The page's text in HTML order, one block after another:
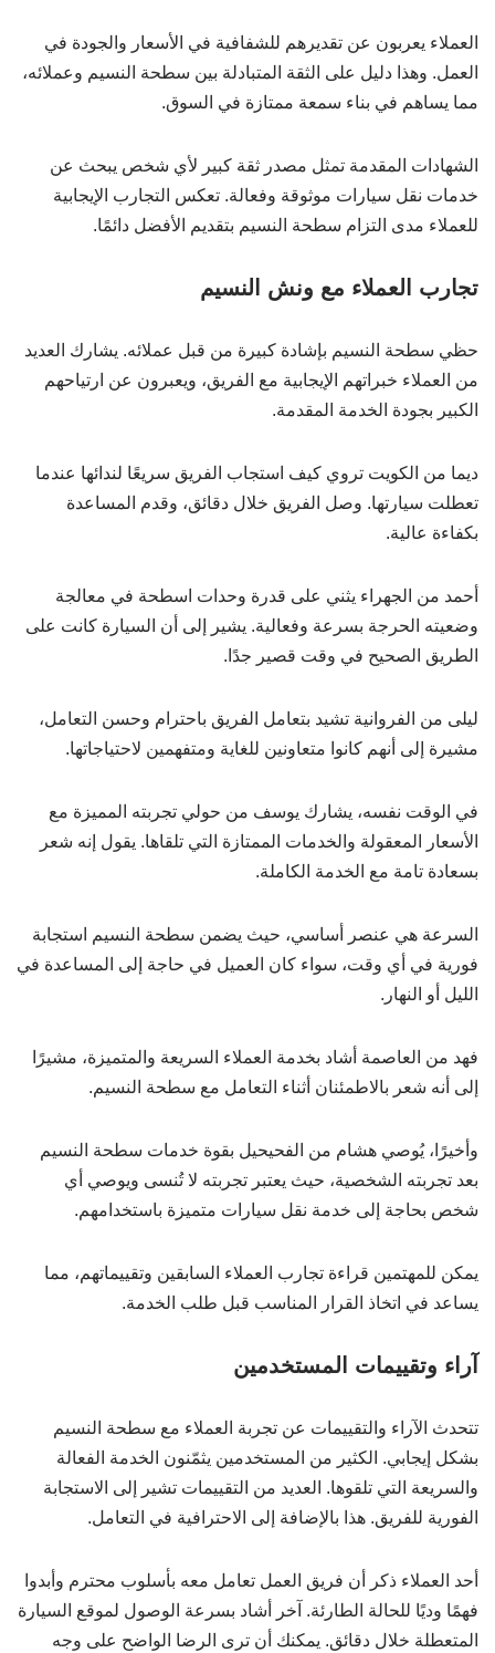
العملاء يعربون عن تقديرهم للشفافية في الأسعار والجودة في
العمل. وهذا دليل على الثقة المتبادلة بين سطحة النسيم وعملائه،
مما يساهم في بناء سمعة ممتازة في السوق.
الشهادات المقدمة تمثل مصدر ثقة كبير لأي شخص يبحث عن
خدمات نقل سيارات موثوقة وفعالة. تعكس التجارب الإيجابية
للعملاء مدى التزام سطحة النسيم بتقديم الأفضل دائمًا.
تجارب العملاء مع ونش النسيم
حظي سطحة النسيم بإشادة كبيرة من قبل عملائه. يشارك العديد
من العملاء خبراتهم الإيجابية مع الفريق، ويعبرون عن ارتياحهم
الكبير بجودة الخدمة المقدمة.
ديما من الكويت تروي كيف استجاب الفريق سريعًا لندائها عندما
تعطلت سيارتها. وصل الفريق خلال دقائق، وقدم المساعدة
بكفاءة عالية.
أحمد من الجهراء يثني على قدرة وحدات اسطحة في معالجة
وضعيته الحرجة بسرعة وفعالية. يشير إلى أن السيارة كانت على
الطريق الصحيح في وقت قصير جدًا.
ليلى من الفروانية تشيد بتعامل الفريق باحترام وحسن التعامل،
مشيرة إلى أنهم كانوا متعاونين للغاية ومتفهمين لاحتياجاتها.
في الوقت نفسه، يشارك يوسف من حولي تجربته المميزة مع
الأسعار المعقولة والخدمات الممتازة التي تلقاها. يقول إنه شعر
بسعادة تامة مع الخدمة الكاملة.
السرعة هي عنصر أساسي، حيث يضمن سطحة النسيم استجابة
فورية في أي وقت، سواء كان العميل في حاجة إلى المساعدة في
الليل أو النهار.
فهد من العاصمة أشاد بخدمة العملاء السريعة والمتميزة، مشيرًا
إلى أنه شعر بالاطمئنان أثناء التعامل مع سطحة النسيم.
وأخيرًا، يُوصي هشام من الفحيحيل بقوة خدمات سطحة النسيم
بعد تجربته الشخصية، حيث يعتبر تجربته لا تُنسى ويوصي أي
شخص بحاجة إلى خدمة نقل سيارات متميزة باستخدامهم.
يمكن للمهتمين قراءة تجارب العملاء السابقين وتقييماتهم، مما
يساعد في اتخاذ القرار المناسب قبل طلب الخدمة.
آراء وتقييمات المستخدمين
تتحدث الآراء والتقييمات عن تجربة العملاء مع سطحة النسيم
بشكل إيجابي. الكثير من المستخدمين يثمّنون الخدمة الفعالة
والسريعة التي تلقوها. العديد من التقييمات تشير إلى الاستجابة
الفورية للفريق. هذا بالإضافة إلى الاحترافية في التعامل.
أحد العملاء ذكر أن فريق العمل تعامل معه بأسلوب محترم وأبدوا
فهمًا وديًا للحالة الطارئة. آخر أشاد بسرعة الوصول لموقع السيارة
المتعطلة خلال دقائق. يمكنك أن ترى الرضا الواضح على وجه